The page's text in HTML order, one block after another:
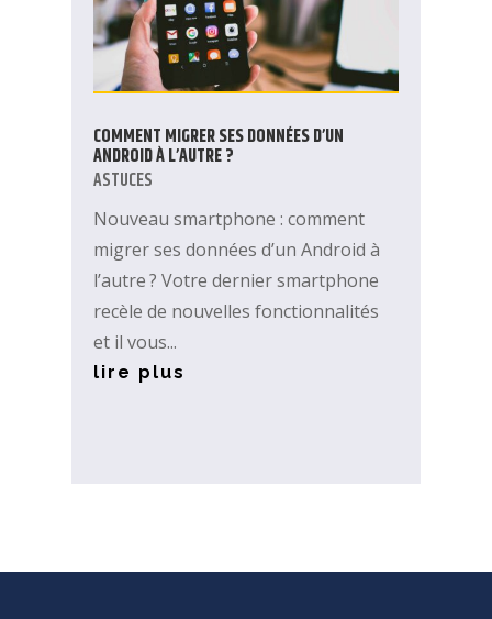
COMMENT MIGRER SES DONNÉES D’UN
ANDROID À L’AUTRE ?
ASTUCES
Nouveau smartphone : comment
migrer ses données d’un Android à
l’autre ? Votre dernier smartphone
recèle de nouvelles fonctionnalités
et il vous...
lire plus